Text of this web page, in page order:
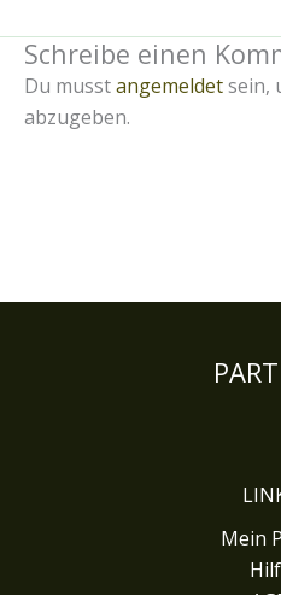
Schreibe einen
Du musstangemeldetsein,
abzugeben.
Mein